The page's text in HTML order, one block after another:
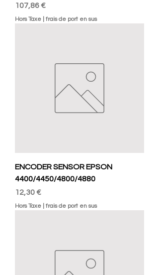
Prix
107,86 €
Hors Taxe frais de port en sus
ENCODER SENSOR EPSON
4400/4450/4800/4880
Prix
12,30 €
Hors Taxe frais de port en sus